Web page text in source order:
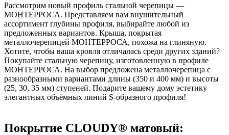
Рассмотрим новый профиль стальной черепицы —
МОНТЕРРОСА. Представляем вам внушительный
ассортимент глубины профиля, выбирайте любой из
предложенных вариантов. Крыша, покрытая
металлочерепицей МОНТЕРРОСА, похожа на глиняную.
Хотите, чтобы ваша кровля отличалась среди других зданий?
Покупайте стальную черепицу, изготовленную в профиле
МОНТЕРРОСА. На выбор предложена металлочерепица с
разнообразными вариантами длины (350 и 400 мм) и высоты
(25, 30, 35 мм) ступеней. Подарите вашему дому эстетику
элегантных объёмных линий S-образного профиля!
Покрытие CLOUDY® матовый: